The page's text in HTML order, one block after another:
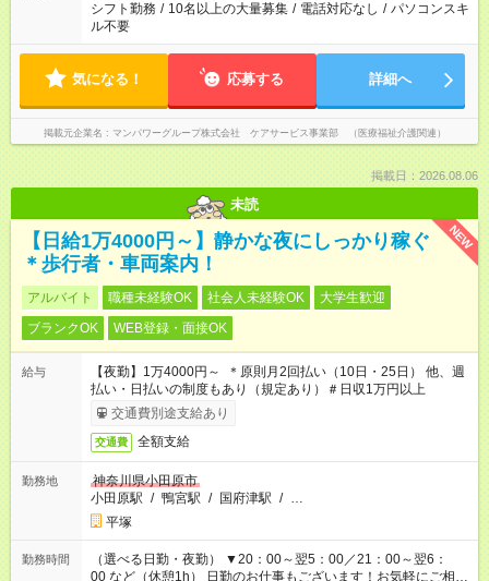
シフト勤務 / 10名以上の大量募集 / 電話対応なし / パソコンスキ
ル不要
気になる！ 応募する 詳細へ
掲載元企業名 マンパワーグループ株式会社 ケアサービス事業部 （医療福祉介護関連）
掲載日：2026.08.06
未読
NEW
【日給1万4000円～】静かな夜にしっかり稼ぐ
＊歩行者・車両案内！
アルバイト 職種未経験OK 社会人未経験OK
大学生歓迎
ブランクOK
WEB登録・面接OK
給与
【夜勤】1万4000円～ ＊原則月2回払い（10日・25日） 他、週
払い・日払いの制度もあり（規定あり）＃日収1万円以上
交通費別途支給あり
交通費 全額支給
勤務地
神奈川県小田原市
小田原駅 / 鴨宮駅 / 国府津駅 / …
平塚
勤務時間
（選べる日勤・夜勤） ▼20：00～翌5：00／21：00～翌6：
00 など（休憩1h） 日勤のお仕事もございます！お気軽にご相談